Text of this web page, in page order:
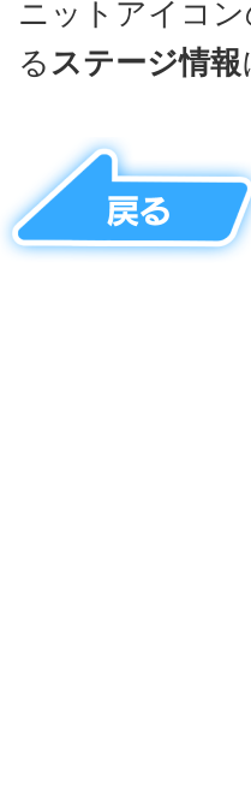
ニットアイコ
るステージ情報